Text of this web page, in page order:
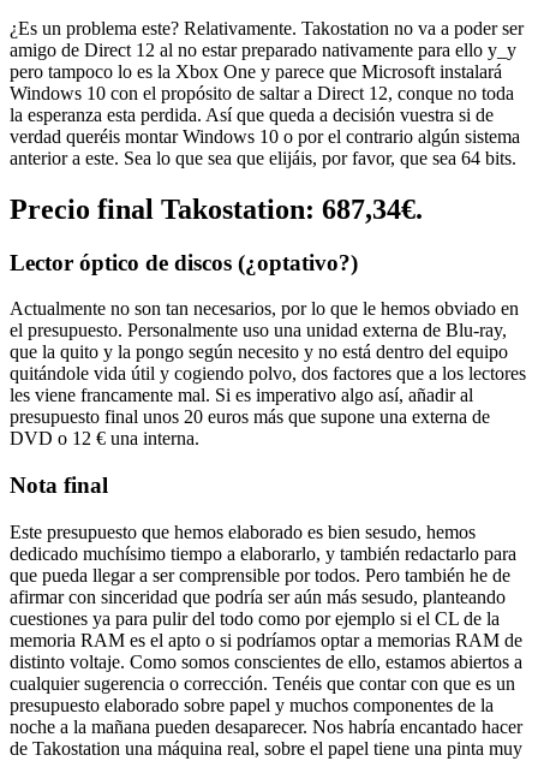
¿Es un problema este? Relativamente. Takostation no va a poder ser
amigo de Direct 12 al no estar preparado nativamente para ello y_y
pero tampoco lo es la Xbox One y parece que Microsoft instalará
Windows 10 con el propósito de saltar a Direct 12, conque no toda
la esperanza esta perdida. Así que queda a decisión vuestra si de
verdad queréis montar Windows 10 o por el contrario algún sistema
anterior a este. Sea lo que sea que elijáis, por favor, que sea 64 bits.
Precio final Takostation: 687,34€.
Lector óptico de discos (¿optativo?)
Actualmente no son tan necesarios, por lo que le hemos obviado en
el presupuesto. Personalmente uso una unidad externa de Blu-ray,
que la quito y la pongo según necesito y no está dentro del equipo
quitándole vida útil y cogiendo polvo, dos factores que a los lectores
les viene francamente mal. Si es imperativo algo así, añadir al
presupuesto final unos 20 euros más que supone una externa de
DVD o 12 € una interna.
Nota final
Este presupuesto que hemos elaborado es bien sesudo, hemos
dedicado muchísimo tiempo a elaborarlo, y también redactarlo para
que pueda llegar a ser comprensible por todos. Pero también he de
afirmar con sinceridad que podría ser aún más sesudo, planteando
cuestiones ya para pulir del todo como por ejemplo si el CL de la
memoria RAM es el apto o si podríamos optar a memorias RAM de
distinto voltaje. Como somos conscientes de ello, estamos abiertos a
cualquier sugerencia o corrección. Tenéis que contar con que es un
presupuesto elaborado sobre papel y muchos componentes de la
noche a la mañana pueden desaparecer. Nos habría encantado hacer
de Takostation una máquina real, sobre el papel tiene una pinta muy